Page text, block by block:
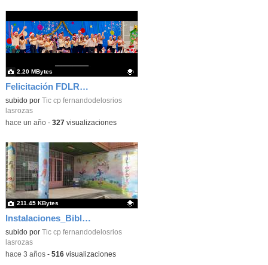
Felicitación FDLR_Las Rozas
Contenido educativo.
subido por Tic cp fernandodelosrios
lasrozas
2.20 MBytes
-hace un año- 327visualizaciones
Instalaciones_Bibliopatio_actualizado_CEIP FDLR_las Rozas
Contenido educativo.
subido por Tic cp fernandodelosrios
lasrozas
211.45 KBytes
-hace 3 años- 516visualizaciones